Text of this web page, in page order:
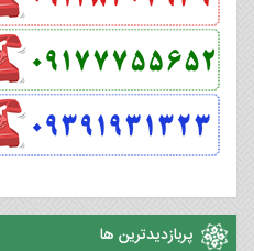
پربازدیدترین ها